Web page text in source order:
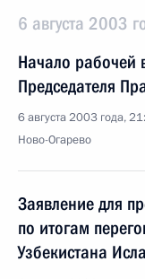
6 августа 2003
Начало рабочей
Председателя
6 августа 2003 года,
Ново-Огарево
Заявление для
по итогам
Узбекистана